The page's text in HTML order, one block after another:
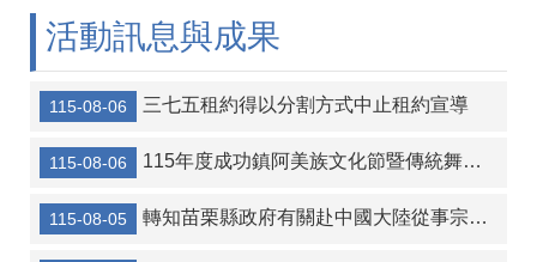
活動訊息與成果
115-08-06 三七五租約得以分割方式中止租約宣導
115-08-06 115年度成功鎮阿美族文化節暨傳統舞蹈競賽及族語推廣系列活動
115-08-05 轉知苗栗縣政府有關赴中國大陸從事宗教交流相關風險及注意事項